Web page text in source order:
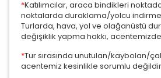
*Katılımcılar, araca bindikleri noktada
noktalarda duraklama/yolcu indirme
Turlarda, hava, yol ve olağanüstü
değişiklik yapma hakkı, acentemizde
*Tur sırasında unutulan/kaybolan/
acentemiz kesinlikle sorumlu